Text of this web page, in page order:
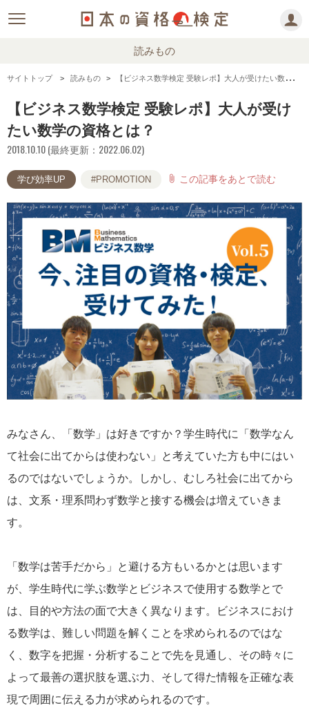
読みもの
サイトトップ 読みもの 【ビジネス数学検定 受験レポ】大人が受けたい数学の資格とは？
【ビジネス数学検定 受験レポ】大人が受け
たい数学の資格とは？
2018.10.10 (最終更新：2022.06.02)
学び効率UP #PROMOTION attach_file この記事をあとで読む
みなさん、「数学」は好きですか？学生時代に「数学なん
て社会に出てからは使わない」と考えていた方も中にはい
るのではないでしょうか。しかし、むしろ社会に出てから
は、文系・理系問わず数学と接する機会は増えていきま
す。
「数学は苦手だから」と避ける方もいるかとは思います
が、学生時代に学ぶ数学とビジネスで使用する数学とで
は、目的や方法の面で大きく異なります。ビジネスにおけ
る数学は、難しい問題を解くことを求められるのではな
く、数字を把握・分析することで先を見通し、その時々に
よって最善の選択肢を選ぶ力、そして得た情報を正確な表
現で周囲に伝える力が求められるのです。